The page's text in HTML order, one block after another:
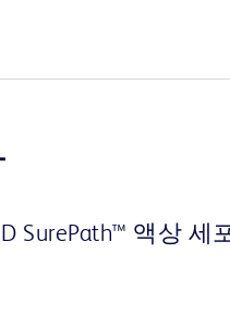
SurePath™ 액상 세